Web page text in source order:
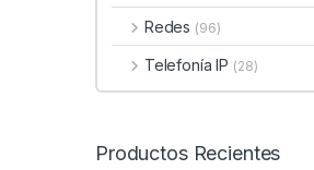
Redes (96)
Telefonía IP (28)
Productos Recientes